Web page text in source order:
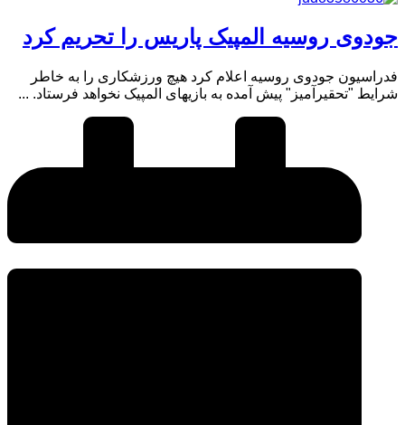
جودوی روسیه المپیک پاریس را تحریم کرد
فدراسیون جودوی روسیه اعلام کرد هیچ ورزشکاری را به خاطر
شرایط "تحقیرآمیز" پیش آمده به بازیهای المپیک نخواهد فرستاد. ...